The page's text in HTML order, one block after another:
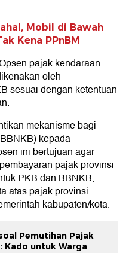
Mobil di Bawah
Kena PPnBM
pajak kendaraan
oleh
sesuai dengan ketentuan
mekanisme bagi
kepada
ini bertujuan agar
pajak provinsi
PKB dan BBNKB,
atas pajak provinsi
kabupaten/kota.
Pemutihan Pajak
Kado untuk Warga